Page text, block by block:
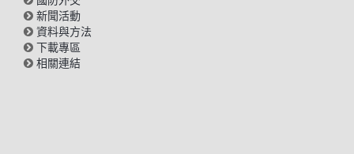
新聞活動
資料與方法
下載專區
相關連結